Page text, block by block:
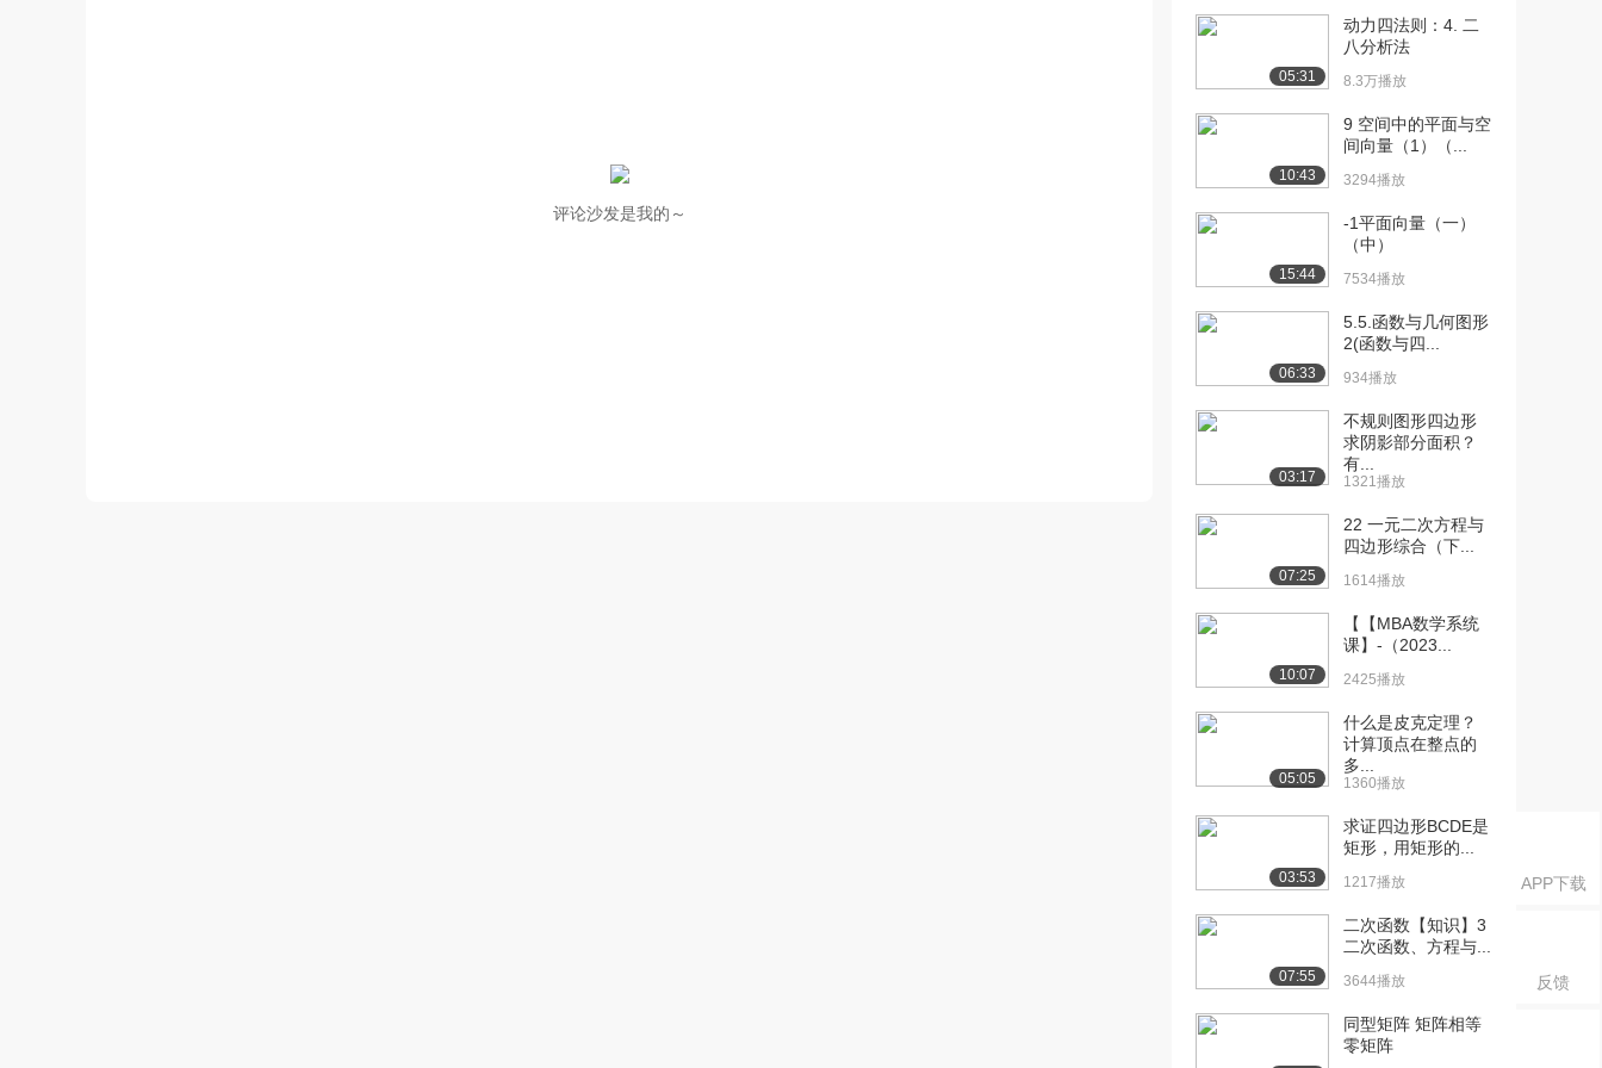
APP下载
反馈
评论沙发是我的～
[13] 求圆的半径和直径
2.0万播放
03:42
[14] 圆面积公式的非严正
证明
1.8万播放
[15] 由图求圆方程
[16] 根据圆的方程画圆
[17] 圆心和半径 03:56
[18] 画图练习
01:46
[20] 读图写方程 03:41
与圆的位置关系
[22] 圆应用题中的角
1.6万播放
05:31
动力四法则：4. 二
八分析法
8.3万播放
10:43
9 空间中的平面与空
间向量（1）（...
3294播放
15:44
-1平面向量（一）
（中）
7534播放
06:33
5.5.函数与几何图形
2(函数与四...
934播放
03:17
不规则图形四边形
求阴影部分面积？
有...
1321播放
07:25
22 一元二次方程与
四边形综合（下...
1614播放
10:07
【【MBA数学系统
课】-（2023...
2425播放
05:05
什么是皮克定理？
计算顶点在整点的
多...
1360播放
03:53
求证四边形BCDE是
矩形，用矩形的...
1217播放
07:55
二次函数【知识】3
二次函数、方程与...
3644播放
同型矩阵 矩阵相等
零矩阵